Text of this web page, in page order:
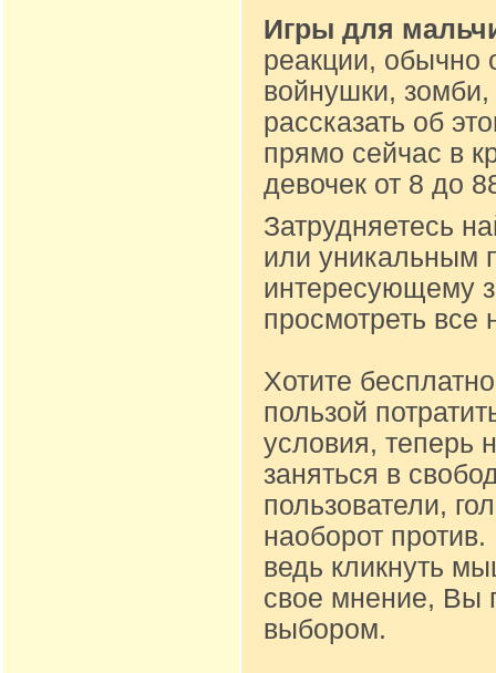
Игры для
реакции, обычно
войнушки, зомби,
рассказать об
прямо сейчас в
девочек от 8 до
Затрудняетесь
или уникальным
интересующему
просмотреть все
Хотите
пользой
условия, теперь
заняться в
пользователи,
наоборот
ведь кликнуть
свое мнение, Вы
выбором.